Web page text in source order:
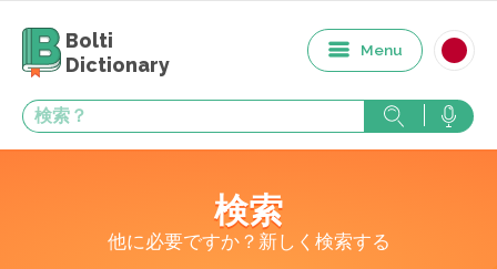
Bolti
Dictionary
Menu
検索
他に必要ですか？新しく検索する